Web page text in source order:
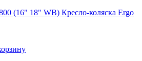
Кресло-коляска Ergo